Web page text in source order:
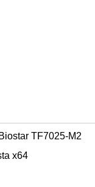
TF7025-M2
x64